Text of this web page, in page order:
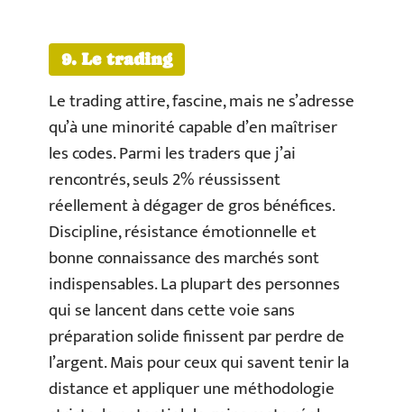
9. Le trading
Le trading attire, fascine, mais ne s’adresse
qu’à une minorité capable d’en maîtriser
les codes. Parmi les traders que j’ai
rencontrés, seuls 2% réussissent
réellement à dégager de gros bénéfices.
Discipline, résistance émotionnelle et
bonne connaissance des marchés sont
indispensables. La plupart des personnes
qui se lancent dans cette voie sans
préparation solide finissent par perdre de
l’argent. Mais pour ceux qui savent tenir la
distance et appliquer une méthodologie